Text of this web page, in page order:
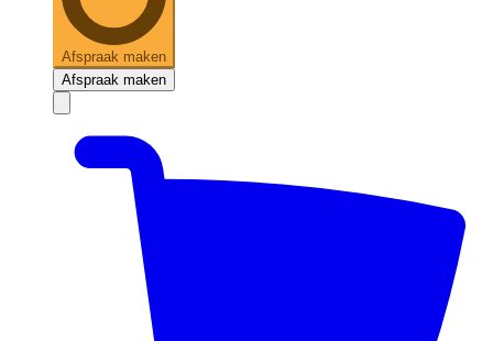
Afspraak maken
Afspraak maken